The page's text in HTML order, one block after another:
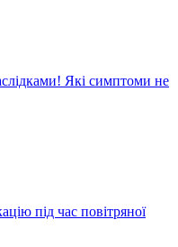
Які симптоми не
під час повітряної